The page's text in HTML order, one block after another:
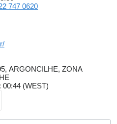
747 0620
ARGONCILHE, ZONA
(WEST)